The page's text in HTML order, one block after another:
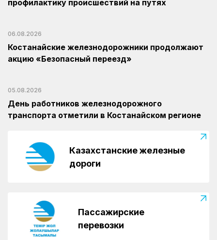
профилактику происшествий на путях
06.08.2026
Костанайские железнодорожники продолжают
акцию «Безопасный переезд»
05.08.2026
День работников железнодорожного
транспорта отметили в Костанайском регионе
Казахстанские железные
дороги
Пассажирские
перевозки